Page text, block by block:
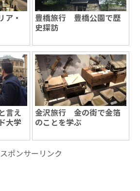
ア・
豊橋旅行 豊橋公園で歴
史探訪
言え
大学
金沢旅行 金の街で金箔
のことを学ぶ
スポンサーリンク